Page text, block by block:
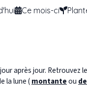
Ce mois-ci
après jour. Retrouvez
la lune (montanteou